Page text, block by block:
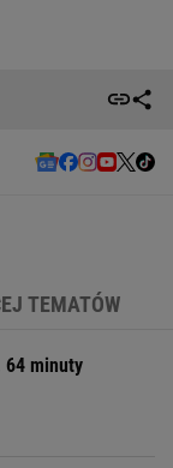
TEMATÓW
64 minuty